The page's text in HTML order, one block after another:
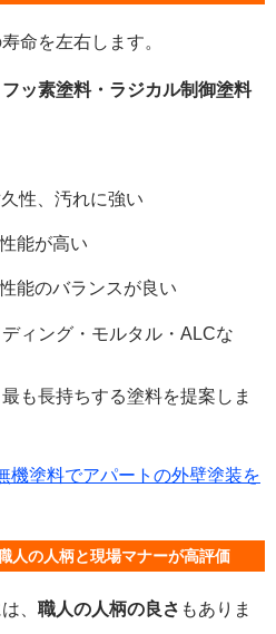
命を左右します。
ッ素塗料・ラジカル制御塗料
性、汚れに強い
能が高い
能のバランスが良い
ィング・モルタル・ALCな
も長持ちする塗料を提案しま
機塗料でアパートの外壁塗装を
人の人柄と現場マナーが高評価
、 職人の人柄の良さ もありま